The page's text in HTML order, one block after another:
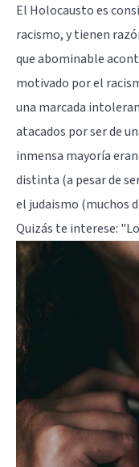
El Holocausto es
racismo, y tienen
que abominable
motivado por el
una marcada
atacados por ser de
inmensa mayoría
distinta (a pesar de
el judaismo (muchos
Quizás te interese: